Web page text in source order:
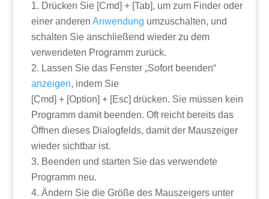
Drücken Sie [Cmd] + [Tab], um zum Finder oder
einer anderenAnwendung umzuschalten, und
schalten Sie anschließend wieder zu dem
verwendeten Programm zurück.
Lassen Sie das Fenster „Sofort beenden“
anzeigen, indem Sie
[Cmd] + [Option] + [Esc] drücken. Sie müssen kein
Programm damit beenden. Oft reicht bereits das
Öffnen dieses Dialogfelds, damit der Mauszeiger
wieder sichtbar ist.
Beenden und starten Sie das verwendete
Programm neu.
Ändern Sie die Größe des Mauszeigers unter